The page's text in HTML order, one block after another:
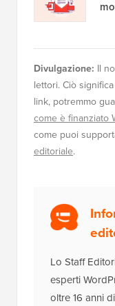
Divulgazione: Il
lettori. Ciò
link, potremmo
come è finanziato
come puoi
editoriale.
Lo Staff
esperti
oltre 16 anni